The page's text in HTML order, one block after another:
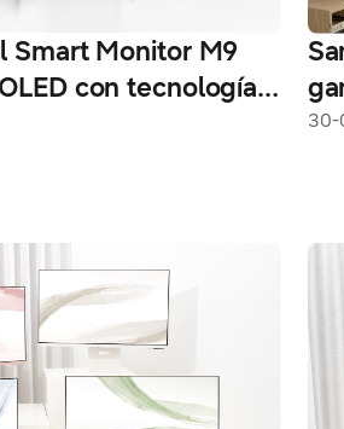
Smart Monitor M9
con tecnología
30-